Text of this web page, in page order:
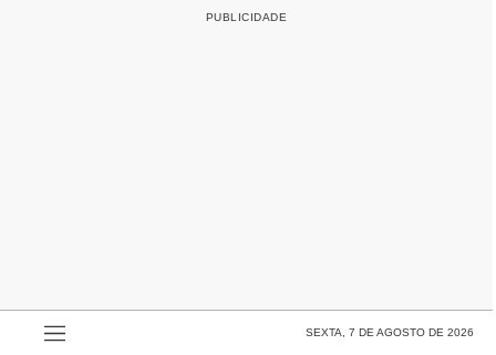
SEXTA, 7 DE AGOSTO DE 2026